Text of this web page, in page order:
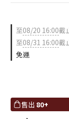
至08/20 16:00截
至08/31 16:00截
免運
售出 80+